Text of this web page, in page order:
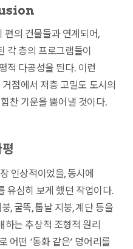
의 건물들과 연계되어,
각 층의 프로그램들이
적 다공성을 띈다. 이런
점에서 저층 고밀도 도시의
찬 기운을 뿜어낼 것이다.
인상적이었을, 동시에
유심히 보게 했던 작업이다.
, 굴뚝, 톱날 지붕, 계단 등을
는 추상적 조형적 원리
어떤 ‘동화 같은’ 덩어리를